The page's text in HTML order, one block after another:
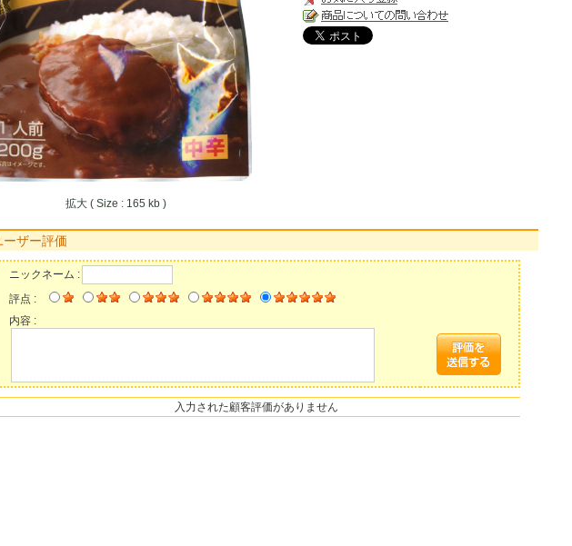
拡大 ( Size : 165 kb )
ーザー評価
ニックネーム :
評点 :
内容 :
入力された顧客評価がありません